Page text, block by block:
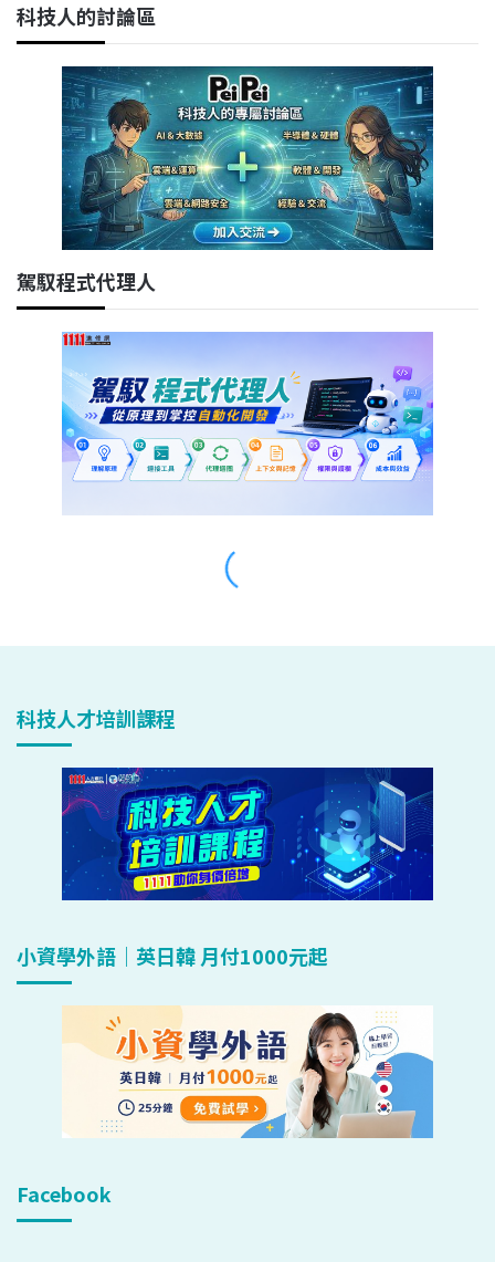
科技人才培訓課程
小資學外語｜英日韓 月付1000元起
Facebook